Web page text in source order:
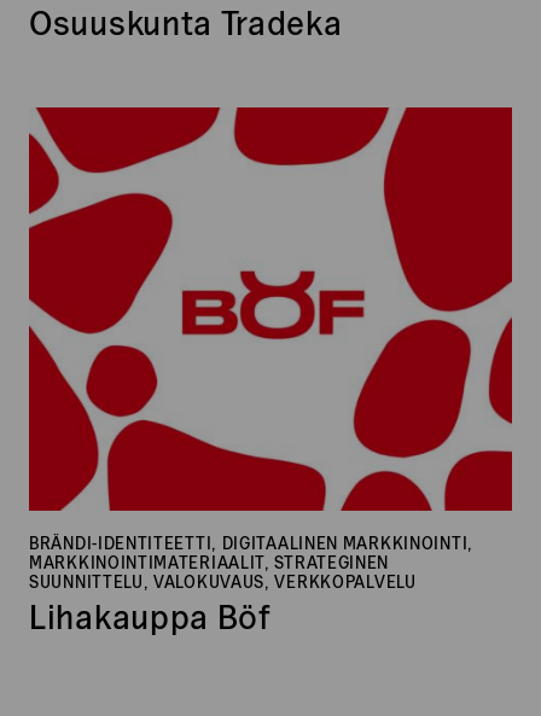
Osuuskunta Tradeka
Lihakauppa
Böf
BRÄNDI-IDENTITEETTI, DIGITAALINEN MARKKINOINTI,
MARKKINOINTIMATERIAALIT, STRATEGINEN
SUUNNITTELU, VALOKUVAUS, VERKKOPALVELU
Lihakauppa Böf